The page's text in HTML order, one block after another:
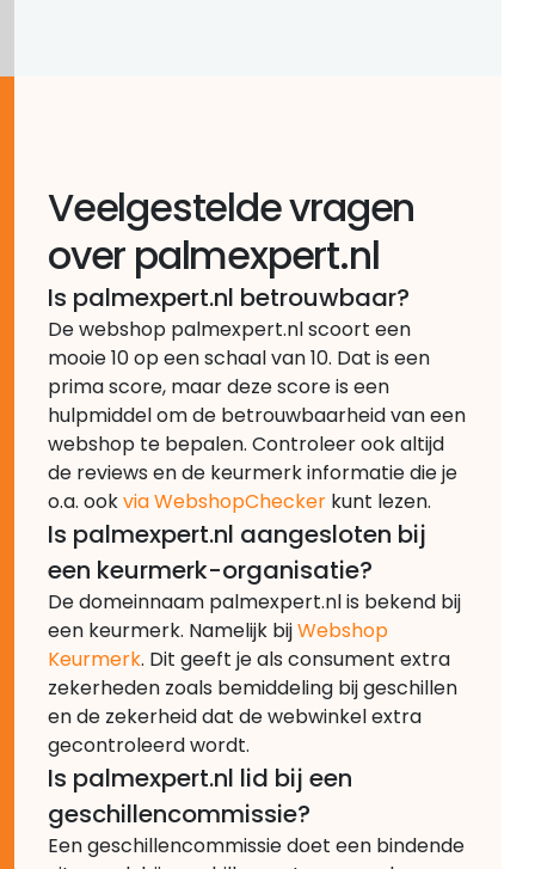
Veelgestelde vragen
over palmexpert.nl
Is palmexpert.nl betrouwbaar?
De webshop palmexpert.nl scoort een
mooie 10 op een schaal van 10. Dat is een
prima score, maar deze score is een
hulpmiddel om de betrouwbaarheid van een
webshop te bepalen. Controleer ook altijd
de reviews en de keurmerk informatie die je
o.a. ookvia WebshopChecker kunt lezen.
Is palmexpert.nl aangesloten bij
een keurmerk-organisatie?
De domeinnaam palmexpert.nl is bekend bij
een keurmerk. Namelijk bijWebshop
Keurmerk. Dit geeft je als consument extra
zekerheden zoals bemiddeling bij geschillen
en de zekerheid dat de webwinkel extra
gecontroleerd wordt.
Is palmexpert.nl lid bij een
geschillencommissie?
Een geschillencommissie doet een bindende